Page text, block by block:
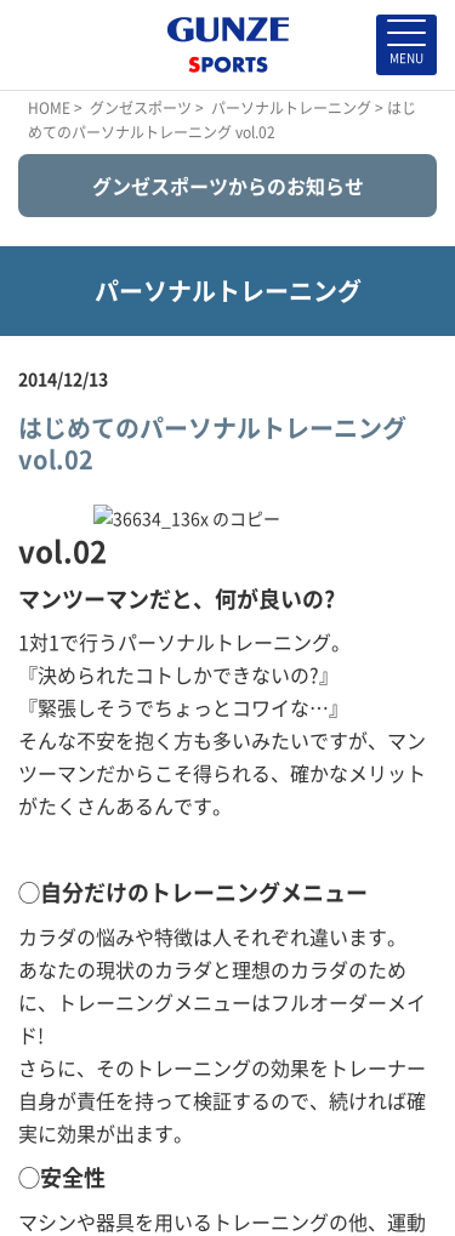
HOME> グンゼスポーツ > パーソナルトレーニング> はじ
めてのパーソナルトレーニング vol.02
グンゼスポーツからのお知らせ
パーソナルトレーニング
2014/12/13
はじめてのパーソナルトレーニング
vol.02
vol.02
マンツーマンだと、何が良いの?
1対1で行うパーソナルトレーニング。
『決められたコトしかできないの?』
『緊張しそうでちょっとコワイな…』
そんな不安を抱く方も多いみたいですが、マン
ツーマンだからこそ得られる、確かなメリット
がたくさんあるんです。
◯自分だけのトレーニングメニュー
カラダの悩みや特徴は人それぞれ違います。
あなたの現状のカラダと理想のカラダのため
に、トレーニングメニューはフルオーダーメイ
ド!
さらに、そのトレーニングの効果をトレーナー
自身が責任を持って検証するので、続ければ確
実に効果が出ます。
◯安全性
マシンや器具を用いるトレーニングの他、運動